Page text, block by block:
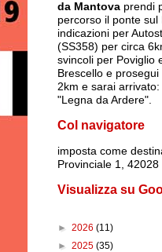
da Mantova prendi
percorso il ponte sul
indicazioni per
(SS358) per circa
svincoli per Poviglio
Brescello e
2km e sarai
"Legna da Ardere".
Col navigatore
imposta come
Provinciale 1,
Visualizza su
► 2026 (11)
► 2025 (35)